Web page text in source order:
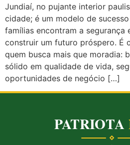
Jundiaí, no pujante interior
cidade; é um modelo de
famílias encontram a segurança
construir um futuro próspero. É
quem busca mais que moradia:
sólido em qualidade de vida,
oportunidades de negócio […]
PATRIOTA